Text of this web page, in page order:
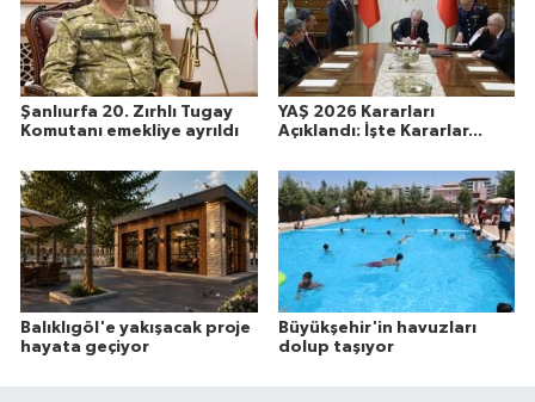
Şanlıurfa 20. Zırhlı Tugay
Komutanı emekliye ayrıldı
YAŞ 2026 Kararları
Açıklandı: İşte Kararlar...
Balıklıgöl'e yakışacak proje
hayata geçiyor
Büyükşehir'in havuzları
dolup taşıyor